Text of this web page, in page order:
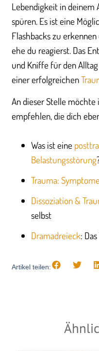
Lebendigkeit in deinem
spüren. Es ist eine
Flashbacks zu
ehe du reagierst. Das
und Kniffe für den
einer erfolgreichen
An dieser Stelle
empfehlen, die dich
Was ist eine
Belastungsstörung
Trauma:
Dissoziation &
selbst
Dramadreieck:
Artikel teilen: